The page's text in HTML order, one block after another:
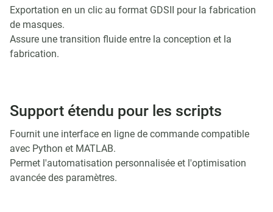
Exportation en un clic au format GDSII pour la fabrication
de masques.
Assure une transition fluide entre la conception et la
fabrication.
Support étendu pour les scripts
Fournit une interface en ligne de commande compatible
avec Python et MATLAB.
Permet l'automatisation personnalisée et l'optimisation
avancée des paramètres.